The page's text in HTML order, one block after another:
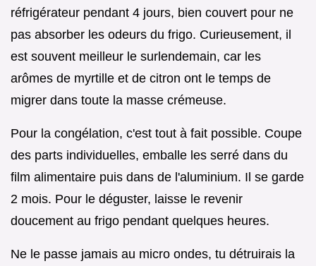
réfrigérateur pendant 4 jours, bien couvert pour ne
pas absorber les odeurs du frigo. Curieusement, il
est souvent meilleur le surlendemain, car les
arômes de myrtille et de citron ont le temps de
migrer dans toute la masse crémeuse.
Pour la congélation, c'est tout à fait possible. Coupe
des parts individuelles, emballe les serré dans du
film alimentaire puis dans de l'aluminium. Il se garde
2 mois. Pour le déguster, laisse le revenir
doucement au frigo pendant quelques heures.
Ne le passe jamais au micro ondes, tu détruirais la